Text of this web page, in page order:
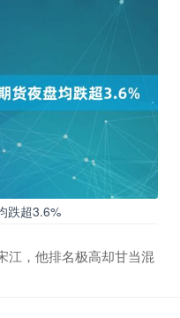
跌超3.6%
江，他排名极高却甘当混